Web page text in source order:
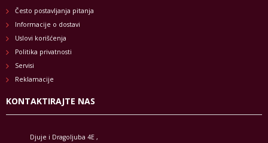
Često postavljanja pitanja
Informacije o dostavi
Uslovi korišćenja
Politika privatnosti
Servisi
Reklamacije
KONTAKTIRAJTE NAS
Djuje i Dragoljuba 4E ,